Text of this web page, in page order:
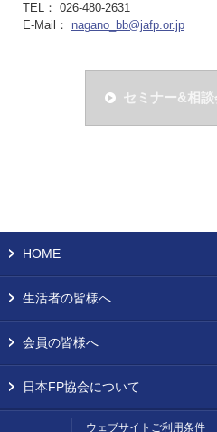
TEL： 026-480-2631
E-Mail： nagano_bb@jafp.or.jp
セミナー&相
HOME
生活者の皆様へ
会員の皆様へ
日本FP協会について
ウェブサイトご利用条件